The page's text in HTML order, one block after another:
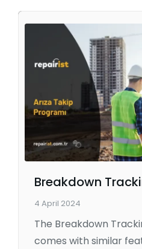
Breakdown
4 April 2024
The Breakdown
comes with similar